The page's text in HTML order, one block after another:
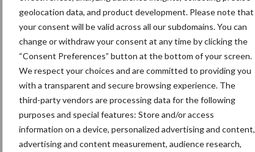
geolocation data, and product development. Please note that
your consent will be valid across all our subdomains. You can
change or withdraw your consent at any time by clicking the
“Consent Preferences” button at the bottom of your screen.
We respect your choices and are committed to providing you
with a transparent and secure browsing experience. The
third-party vendors are processing data for the following
purposes and special features: Store and/or access
information on a device, personalized advertising and content,
advertising and content measurement, audience research,